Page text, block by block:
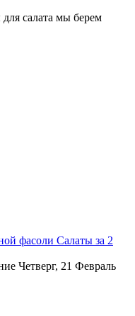
салата мы берем
фасоли Салаты за 2
Четверг, 21 Февраль